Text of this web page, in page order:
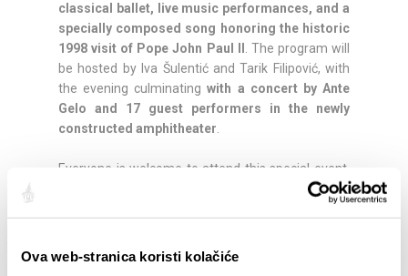
Ova web-stranica koristi kolačiće
classical ballet, live music performances, and a
specially composed song honoring the historic
1998 visit of Pope John Paul II
. The program will
be hosted by Iva Šulentić and Tarik Filipović, with
the evening culminatingwith a concert by Ante
Gelo and 17 guest performers in the newly
constructed amphitheater
Everyone is welcome to attend this special event,
which marks the beginning of Žnjan’s new role as a
year-round social and cultural gathering place for